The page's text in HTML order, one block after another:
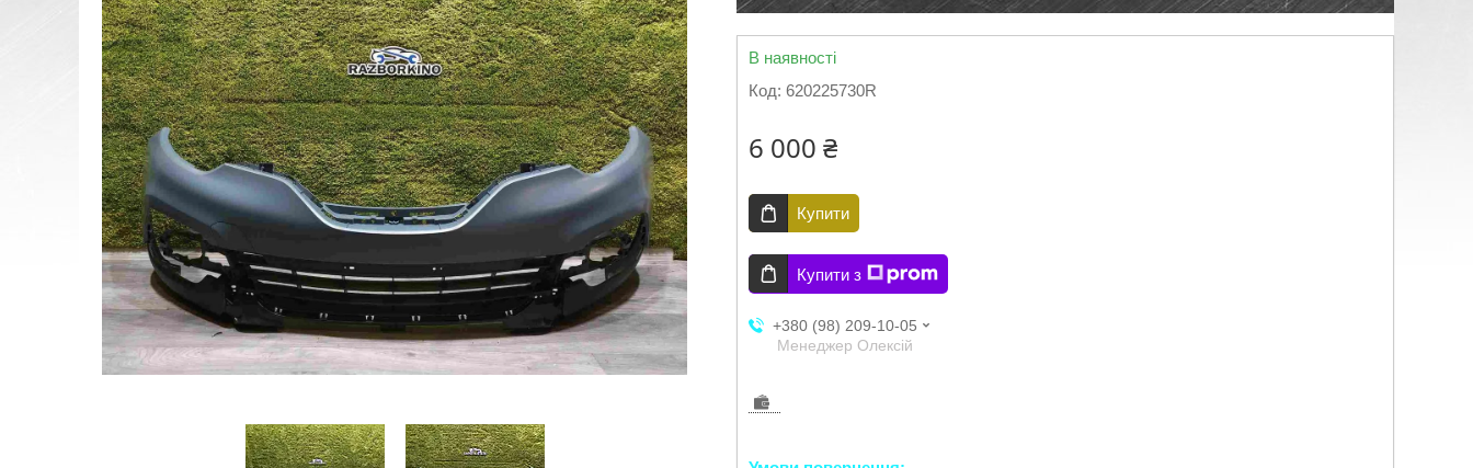
В наявності
Код: 620225730R
6 000 ₴
Купити
Купити з
+380 (98) 209-10-05
Менеджер Олексій